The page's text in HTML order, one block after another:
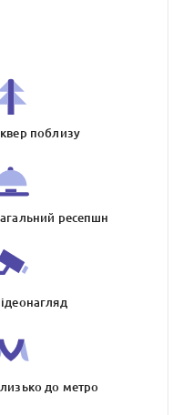
поблизу
ресепшн
до метро